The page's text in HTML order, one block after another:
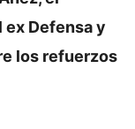
ex Defensa y
los refuerzos